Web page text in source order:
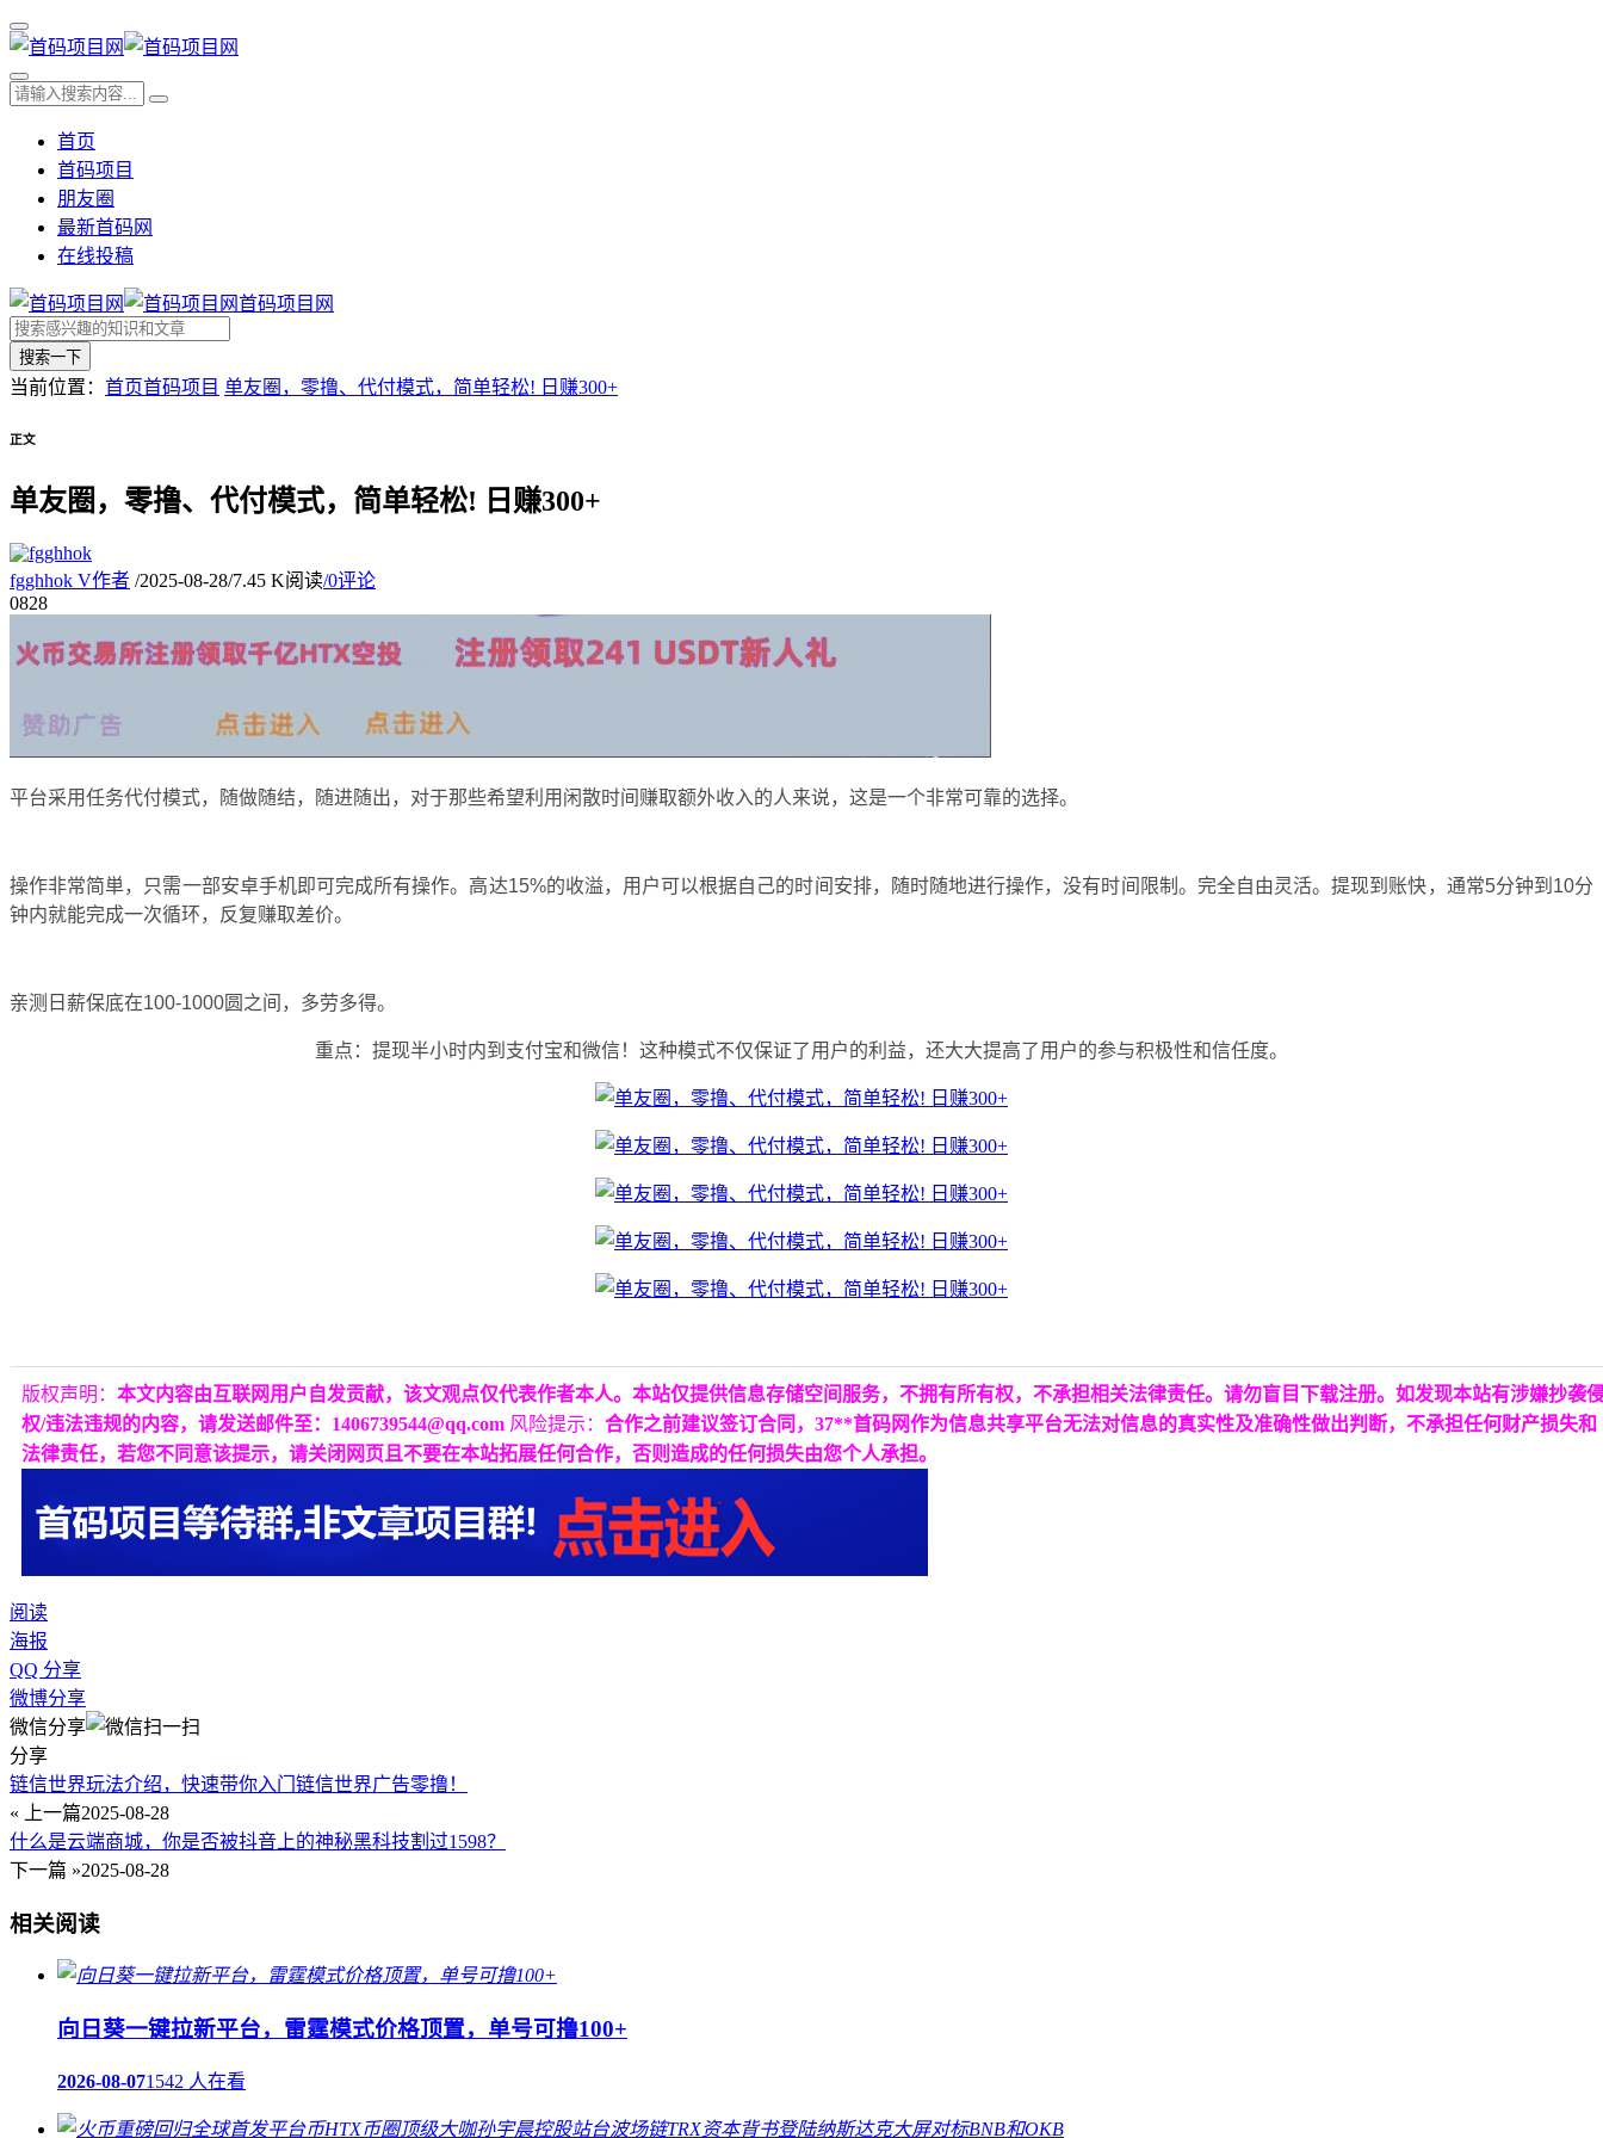
首页
首码项目
朋友圈
最新首码网
在线投稿
首码项目网
搜索一下
当前位置： 首页首码项目 单友圈，零撸、代付模式，简单轻松! 日赚300+
正文
单友圈，零撸、代付模式，简单轻松! 日赚300+
fgghhok V作者 /2025-08-28/7.45 K阅读/0评论
0828
平台采用任务代付模式，随做随结，随进随出，对于那些希望利用闲散时间赚取额外收入的人来说，这是一个非常可靠的选择。
操作非常简単，只需一部安卓手机即可完成所有操作。高达15%的收溢，用户可以根据自己的时间安排，随时随地进行操作，没有时间限制。完全自由灵活。提现到账快，通常5分钟到10分
钟内就能完成一次循环，反复赚取差价。
亲测日薪保底在100-1000圆之间，多劳多得。
重点：提现半小时内到支付宝和微信！这种模式不仅保证了用户的利益，还大大提高了用户的参与积极性和信任度。
版权声明： 本文内容由互联网用户自发贡献，该文观点仅代表作者本人。本站仅提供信息存储空间服务，不拥有所有权，不承担相关法律责任。请勿盲目下载注册。如发现本站有涉嫌抄袭
权/违法违规的内容，请发送邮件至：1406739544@qq.com 风险提示： 合作之前建议签订合同，37**首码网作为信息共享平台无法对信息的真实性及准确性做出判断，不承担任何财产损失和
法律责任，若您不同意该提示，请关闭网页且不要在本站拓展任何合作，否则造成的任何损失由您个人承担。
阅读
海报
QQ 分享
微博分享
微信分享
分享
链信世界玩法介绍，快速带你入门链信世界广告零撸！
« 上一篇2025-08-28
什么是云端商城，你是否被抖音上的神秘黑科技割过1598？
下一篇 »2025-08-28
相关阅读
向日葵一键拉新平台，雷霆模式价格顶置，单号可撸100+
2026-08-071542 人在看